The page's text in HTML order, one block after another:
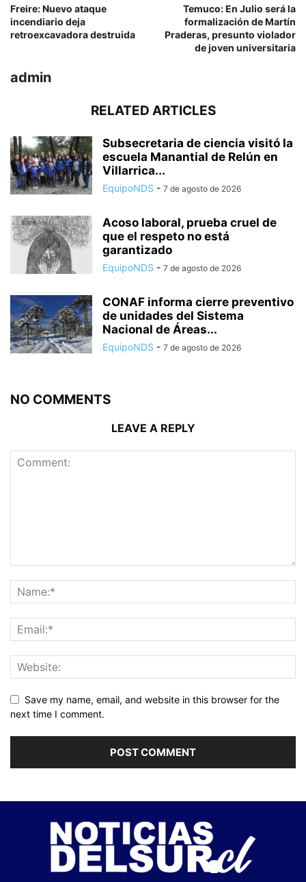
Freire: Nuevo ataque
incendiario deja
retroexcavadora destruida
Temuco: En Julio será la
formalización de Martín
Praderas, presunto violador
de joven universitaria
admin
RELATED ARTICLES
Subsecretaria de ciencia visitó la
escuela Manantial de Relún en
Villarrica...
EquipoNDS - 7 de agosto de 2026
Acoso laboral, prueba cruel de
que el respeto no está
garantizado
EquipoNDS - 7 de agosto de 2026
CONAF informa cierre preventivo
de unidades del Sistema
Nacional de Áreas...
EquipoNDS - 7 de agosto de 2026
NO COMMENTS
LEAVE A REPLY
Save my name, email, and website in this browser for the
next time I comment.